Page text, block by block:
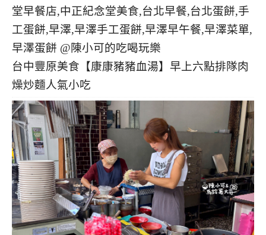
台中豐原美食【康康豬豬血湯】早上六點排隊肉
燥炒麵人氣小吃